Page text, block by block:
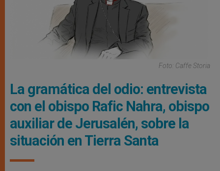
Foto: Caffe Storia
La gramática del odio: entrevista
con el obispo Rafic Nahra, obispo
auxiliar de Jerusalén, sobre la
situación en Tierra Santa